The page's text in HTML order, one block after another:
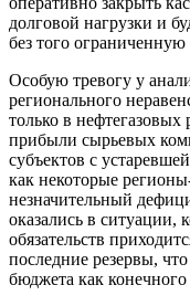
долговой нагрузки и
без того
Особую тревогу у
регионального
только в
прибыли сырьевых
субъектов с
как некоторые
незначительный
оказались в ситуации,
обязательств
последние резервы,
бюджета как конечного